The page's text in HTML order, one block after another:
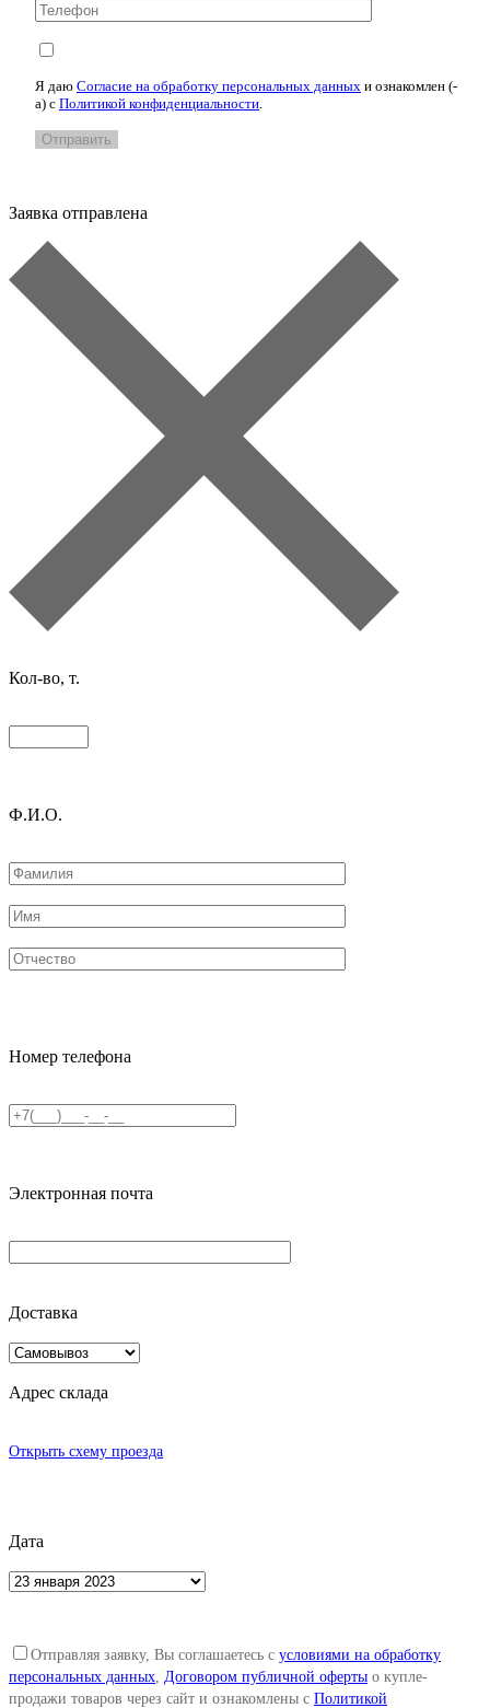
Я даю Согласие на обработку персональных данных и ознакомлен (-
а) c Политикой конфиденциальности
Заявка отправлена
Кол-во, т.
Ф.И.О.
Номер телефона
Электронная почта
Доставка
Адрес склада
Открыть схему проезда
Дата
Отправляя заявку, Вы соглашаетесь с условиями на обработку
персональных данных Договором публичной оферты о купле-
продажи товаров через сайт и ознакомлены c Политикой